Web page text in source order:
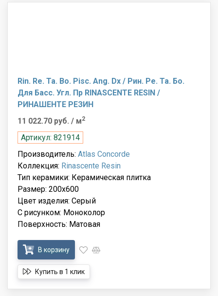
Rin. Re. Ta. Bo. Pisc. Ang. Dx / Рин. Ре. Та. Бо.
Для Басс. Угл. Пр RINASCENTE RESIN /
РИНАШЕНТЕ РЕЗИН
11 022.70 руб. / м2
Артикул: 821914
Производитель: Atlas Concorde
Коллекция: Rinascente Resin
Тип керамики: Керамическая плитка
Размер: 200x600
Цвет изделия: Серый
С рисунком: Моноколор
Поверхность: Матовая
В корзину
Купить в 1 клик